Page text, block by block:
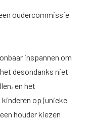
oudercommissie
inspannen om
desondanks niet
en het
op (unieke
houder kiezen